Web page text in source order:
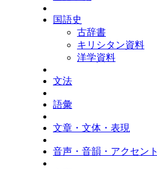
国語史
古辞書
キリシタン資料
洋学資料
文法
語彙
文章・文体・表現
音声・音韻・アクセント